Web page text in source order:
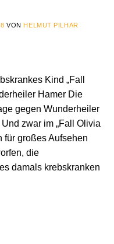
VON HELMUT PILHAR
Kind „Fall
Hamer Die
gegen Wunderheiler
zwar im „Fall Olivia
für großes Aufsehen
die
damals krebskranken